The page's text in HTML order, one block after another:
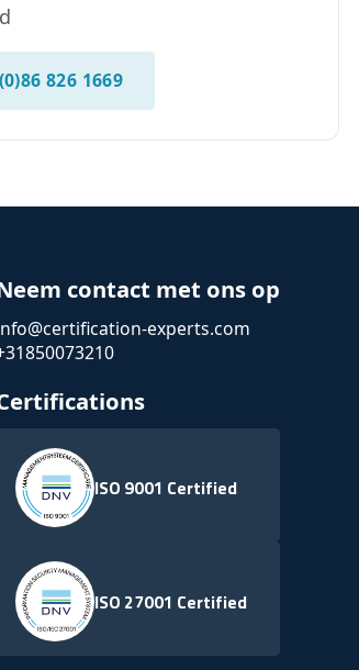
826 1669
contact met ons op
experts.com
ISO 9001 Certified
ISO 27001 Certified